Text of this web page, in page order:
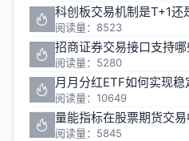
科创板交易机制是T+1还
阅读量：8523
招商证券交易接口支持
阅读量：5280
月月分红ETF如何实现稳
阅读量：10649
量能指标在股票期货交
阅读量：5845